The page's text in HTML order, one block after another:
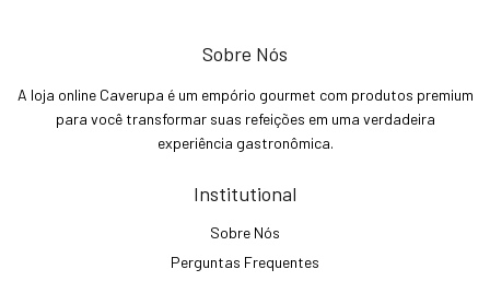
Sobre Nós
A loja online Caverupa é um empório gourmet com produtos premium
para você transformar suas refeições em uma verdadeira
experiência gastronômica.
Institutional
Sobre Nós
Perguntas Frequentes